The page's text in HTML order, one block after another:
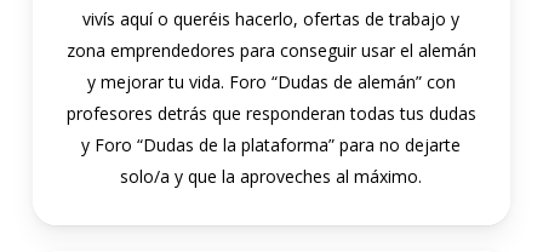
vivís aquí o queréis hacerlo, ofertas de trabajo y
zona emprendedores para conseguir usar el alemán
y mejorar tu vida. Foro “Dudas de alemán” con
profesores detrás que responderan todas tus dudas
y Foro “Dudas de la plataforma” para no dejarte
solo/a y que la aproveches al máximo.